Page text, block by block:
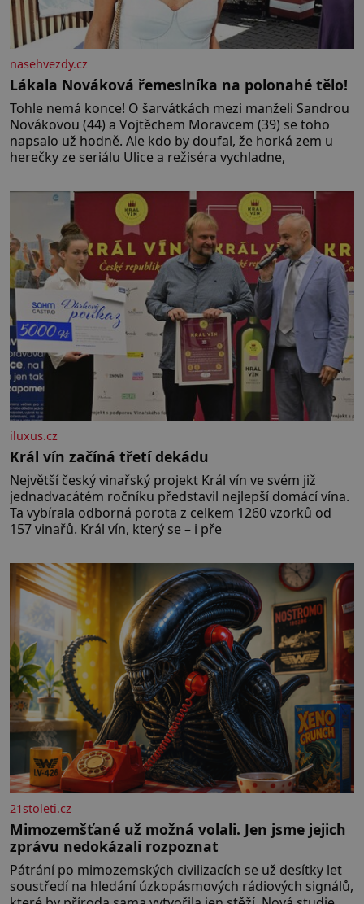
nasehvezdy.cz
Lákala Nováková řemeslníka na polonahé tělo!
Tohle nemá konce! O šarvátkách mezi manželi Sandrou
Novákovou (44) a Vojtěchem Moravcem (39) se toho
napsalo už hodně. Ale kdo by doufal, že horká zem u
herečky ze seriálu Ulice a režiséra vychladne,
iluxus.cz
Král vín začíná třetí dekádu
Největší český vinařský projekt Král vín ve svém již
jednadvacátém ročníku představil nejlepší domácí vína.
Ta vybírala odborná porota z celkem 1260 vzorků od
157 vinařů. Král vín, který se – i pře
21stoleti.cz
Mimozemšťané už možná volali. Jen jsme jejich
zprávu nedokázali rozpoznat
Pátrání po mimozemských civilizacích se už desítky let
soustředí na hledání úzkopásmových rádiových signálů,